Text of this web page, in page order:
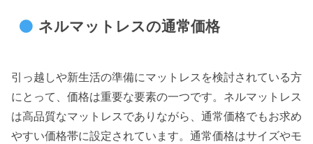
ネルマットレスの通常価格
引っ越しや新生活の準備にマットレスを検討されている方
にとって、価格は重要な要素の一つです。ネルマットレス
は高品質なマットレスでありながら、通常価格でもお求め
やすい価格帯に設定されています。通常価格はサイズやモ